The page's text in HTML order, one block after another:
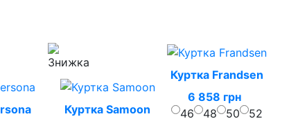
Куртка Samoon
Куртка Frandsen
6 858 грн
46
48 50 52